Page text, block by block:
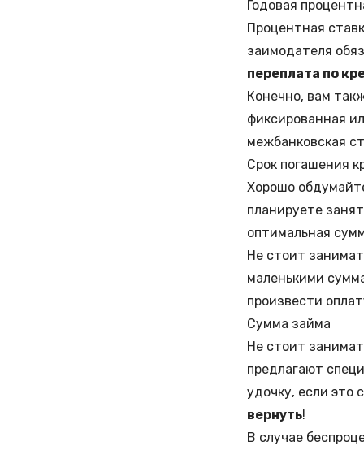
Годовая
Процентная
заимодателя
переплата по
Конечно, вам
фиксированная
межбанковская
Срок погашения
Хорошо
планируете
оптимальная
Не стоит
маленькими
произвести
Сумма займа
Не стоит
предлагают
удочку, если это
вернуть!
В случае